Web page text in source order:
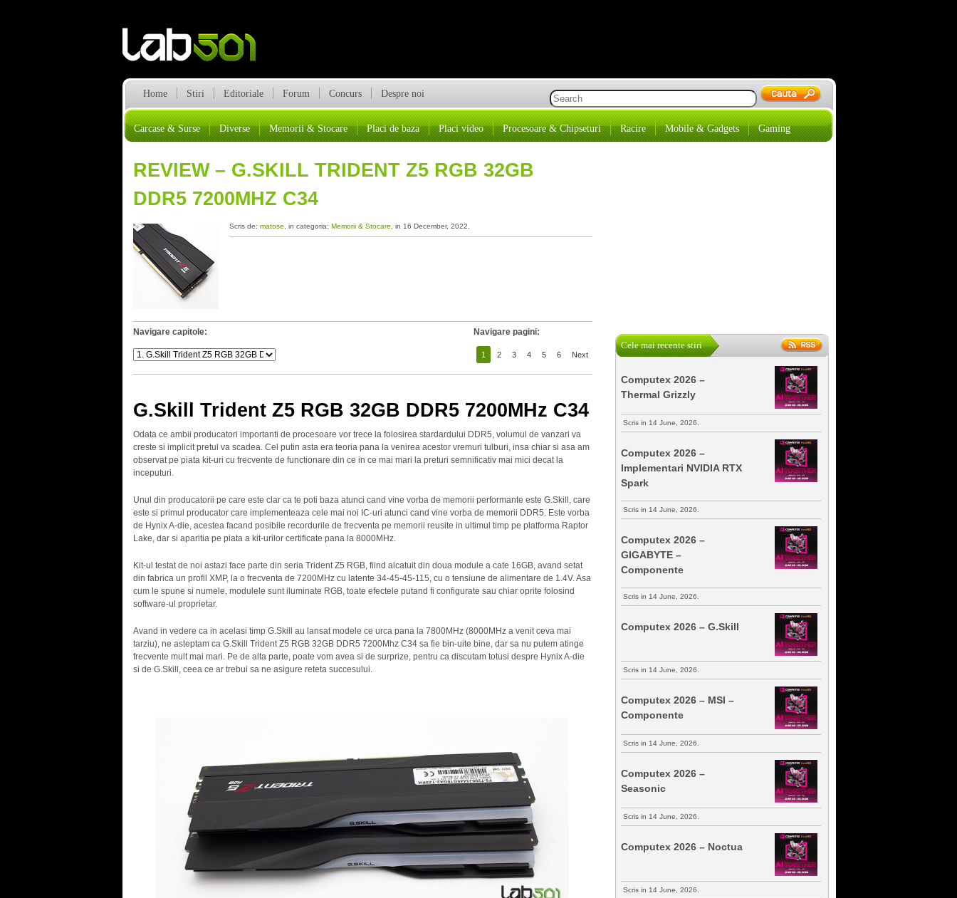
Home Stiri Editoriale Forum Concurs Despre noi
Carcase & Surse Diverse Memorii & Stocare Placi de baza Placi video Procesoare & Chipseturi Racire Mobile & Gadgets Gaming
REVIEW – G.SKILL TRIDENT Z5 RGB 32GB
DDR5 7200MHZ C34
Scris de: matose , in categoria: Memorii & Stocare , in 16 December, 2022.
Navigare capitole: Navigare pagini:
1 2 3 4 5 6 Next
G.Skill Trident Z5 RGB 32GB DDR5 7200MHz C34
Odata ce ambii producatori importanti de procesoare vor trece la folosirea stardardului DDR5, volumul de vanzari va
creste si implicit pretul va scadea. Cel putin asta era teoria pana la venirea acestor vremuri tulburi, insa chiar si asa am
observat pe piata kit-uri cu frecvente de functionare din ce in ce mai mari la preturi semnificativ mai mici decat la
inceputuri.
Unul din producatorii pe care este clar ca te poti baza atunci cand vine vorba de memorii performante este G.Skill, care
este si primul producator care implementeaza cele mai noi IC-uri atunci cand vine vorba de memorii DDR5. Este vorba
de Hynix A-die, acestea facand posibile recordurile de frecventa pe memorii reusite in ultimul timp pe platforma Raptor
Lake, dar si aparitia pe piata a kit-urilor certificate pana la 8000MHz.
Kit-ul testat de noi astazi face parte din seria Trident Z5 RGB, fiind alcatuit din doua module a cate 16GB, avand setat
din fabrica un profil XMP, la o frecventa de 7200MHz cu latente 34-45-45-115, cu o tensiune de alimentare de 1.4V. Asa
cum le spune si numele, modulele sunt iluminate RGB, toate efectele putand fi configurate sau chiar oprite folosind
software-ul proprietar.
Avand in vedere ca in acelasi timp G.Skill au lansat modele ce urca pana la 7800MHz (8000MHz a venit ceva mai
tarziu), ne asteptam ca G.Skill Trident Z5 RGB 32GB DDR5 7200Mhz C34 sa fie bin-uite bine, dar sa nu putem atinge
frecvente mult mai mari. Pe de alta parte, poate vom avea si de surprize, pentru ca discutam totusi despre Hynix A-die
si de G.Skill, ceea ce ar trebui sa ne asigure reteta succesului.
Cele mai recente stiri
Computex 2026 –
Thermal Grizzly
Scris in 14 June, 2026.
Computex 2026 –
Implementari NVIDIA RTX
Spark
Scris in 14 June, 2026.
Computex 2026 –
GIGABYTE –
Componente
Scris in 14 June, 2026.
Computex 2026 – G.Skill
Scris in 14 June, 2026.
Computex 2026 – MSI –
Componente
Scris in 14 June, 2026.
Computex 2026 –
Seasonic
Scris in 14 June, 2026.
Computex 2026 – Noctua
Scris in 14 June, 2026.